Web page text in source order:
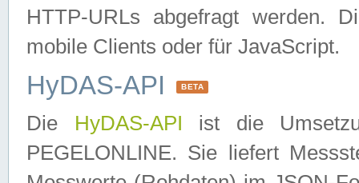
HTTP-URLs abgefragt werden.
mobile Clients oder für JavaScript.
HyDAS-API BETA
Die HyDAS-API ist die
PEGELONLINE. Sie liefert